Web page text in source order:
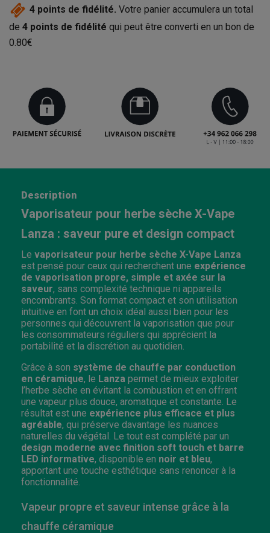
4 points de fidélité. Votre panier accumulera un total
de 4 points de fidélité qui peut être converti en un bon de
0.80€
Description
Vaporisateur pour herbe sèche X-Vape
Lanza : saveur pure et design compact
Le vaporisateur pour herbe sèche X-Vape Lanza
est pensé pour ceux qui recherchent une expérience
de vaporisation propre, simple et axée sur la
saveur, sans complexité technique ni appareils
encombrants. Son format compact et son utilisation
intuitive en font un choix idéal aussi bien pour les
personnes qui découvrent la vaporisation que pour
les consommateurs réguliers qui apprécient la
portabilité et la discrétion au quotidien.
Grâce à son système de chauffe par conduction
en céramique, le Lanza permet de mieux exploiter
l’herbe sèche en évitant la combustion et en offrant
une vapeur plus douce, aromatique et constante. Le
résultat est une expérience plus efficace et plus
agréable, qui préserve davantage les nuances
naturelles du végétal. Le tout est complété par un
design moderne avec finition soft touch et barre
LED informative, disponible en noir et bleu,
apportant une touche esthétique sans renoncer à la
fonctionnalité.
Vapeur propre et saveur intense grâce à la
chauffe céramique